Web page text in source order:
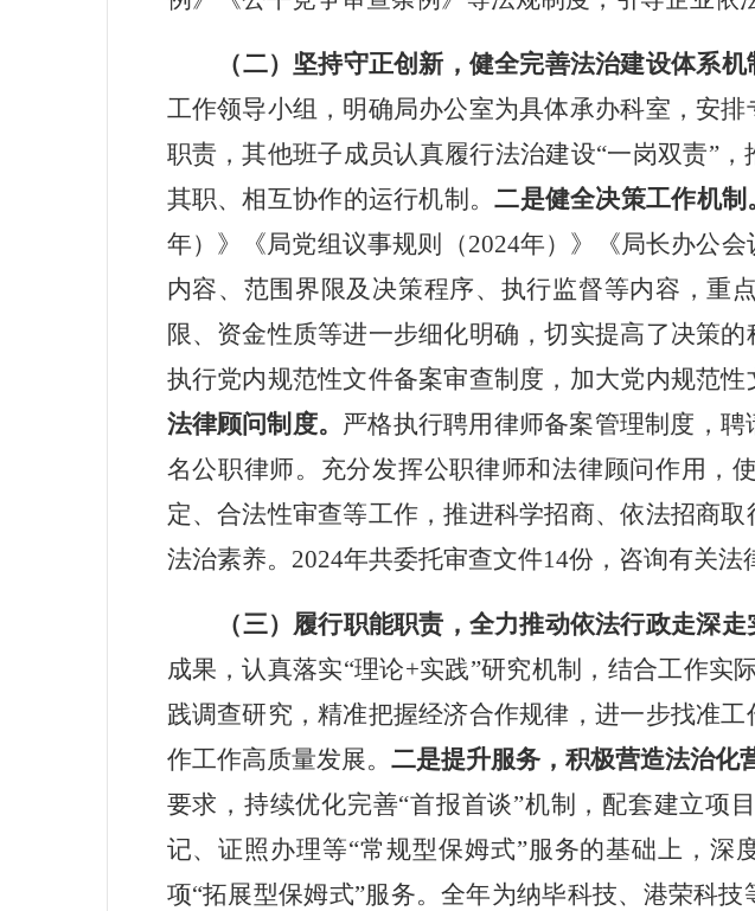
（二）坚持守正创新，健全完善法治建设体系机
工作领导小组，明确局办公室为具体承办科室，安
职责，其他班子成员认真履行法治建设“一岗双责”，
其职、相互协作的运行机制。二是健全决策工作机制
年）》《局党组议事规则（2024年）》《局长办公会
内容、范围界限及决策程序、执行监督等内容，重
限、资金性质等进一步细化明确，切实提高了决策
执行党内规范性文件备案审查制度，加大党内规范
法律顾问制度。 严格执行聘用律师备案管理制度，
名公职律师。充分发挥公职律师和法律顾问作用，
定、合法性审查等工作，推进科学招商、依法招商
法治素养。 2024年共委托审查文件14份，咨询有关法
（三）履行职能职责，全力推动依法行政走深走
成果，认真落实“理论+实践”研究机制，结合工作实
践调查研究，精准把握经济合作规律，进一步找准
作工作高质量发展。 二是提升服务，积极营造法治化
要求，持续优化完善“首报首谈”机制，配套建立项
记、证照办理等“常规型保姆式”服务的基础上，深
项“拓展型保姆式”服务。全年为纳毕科技、港荣科技